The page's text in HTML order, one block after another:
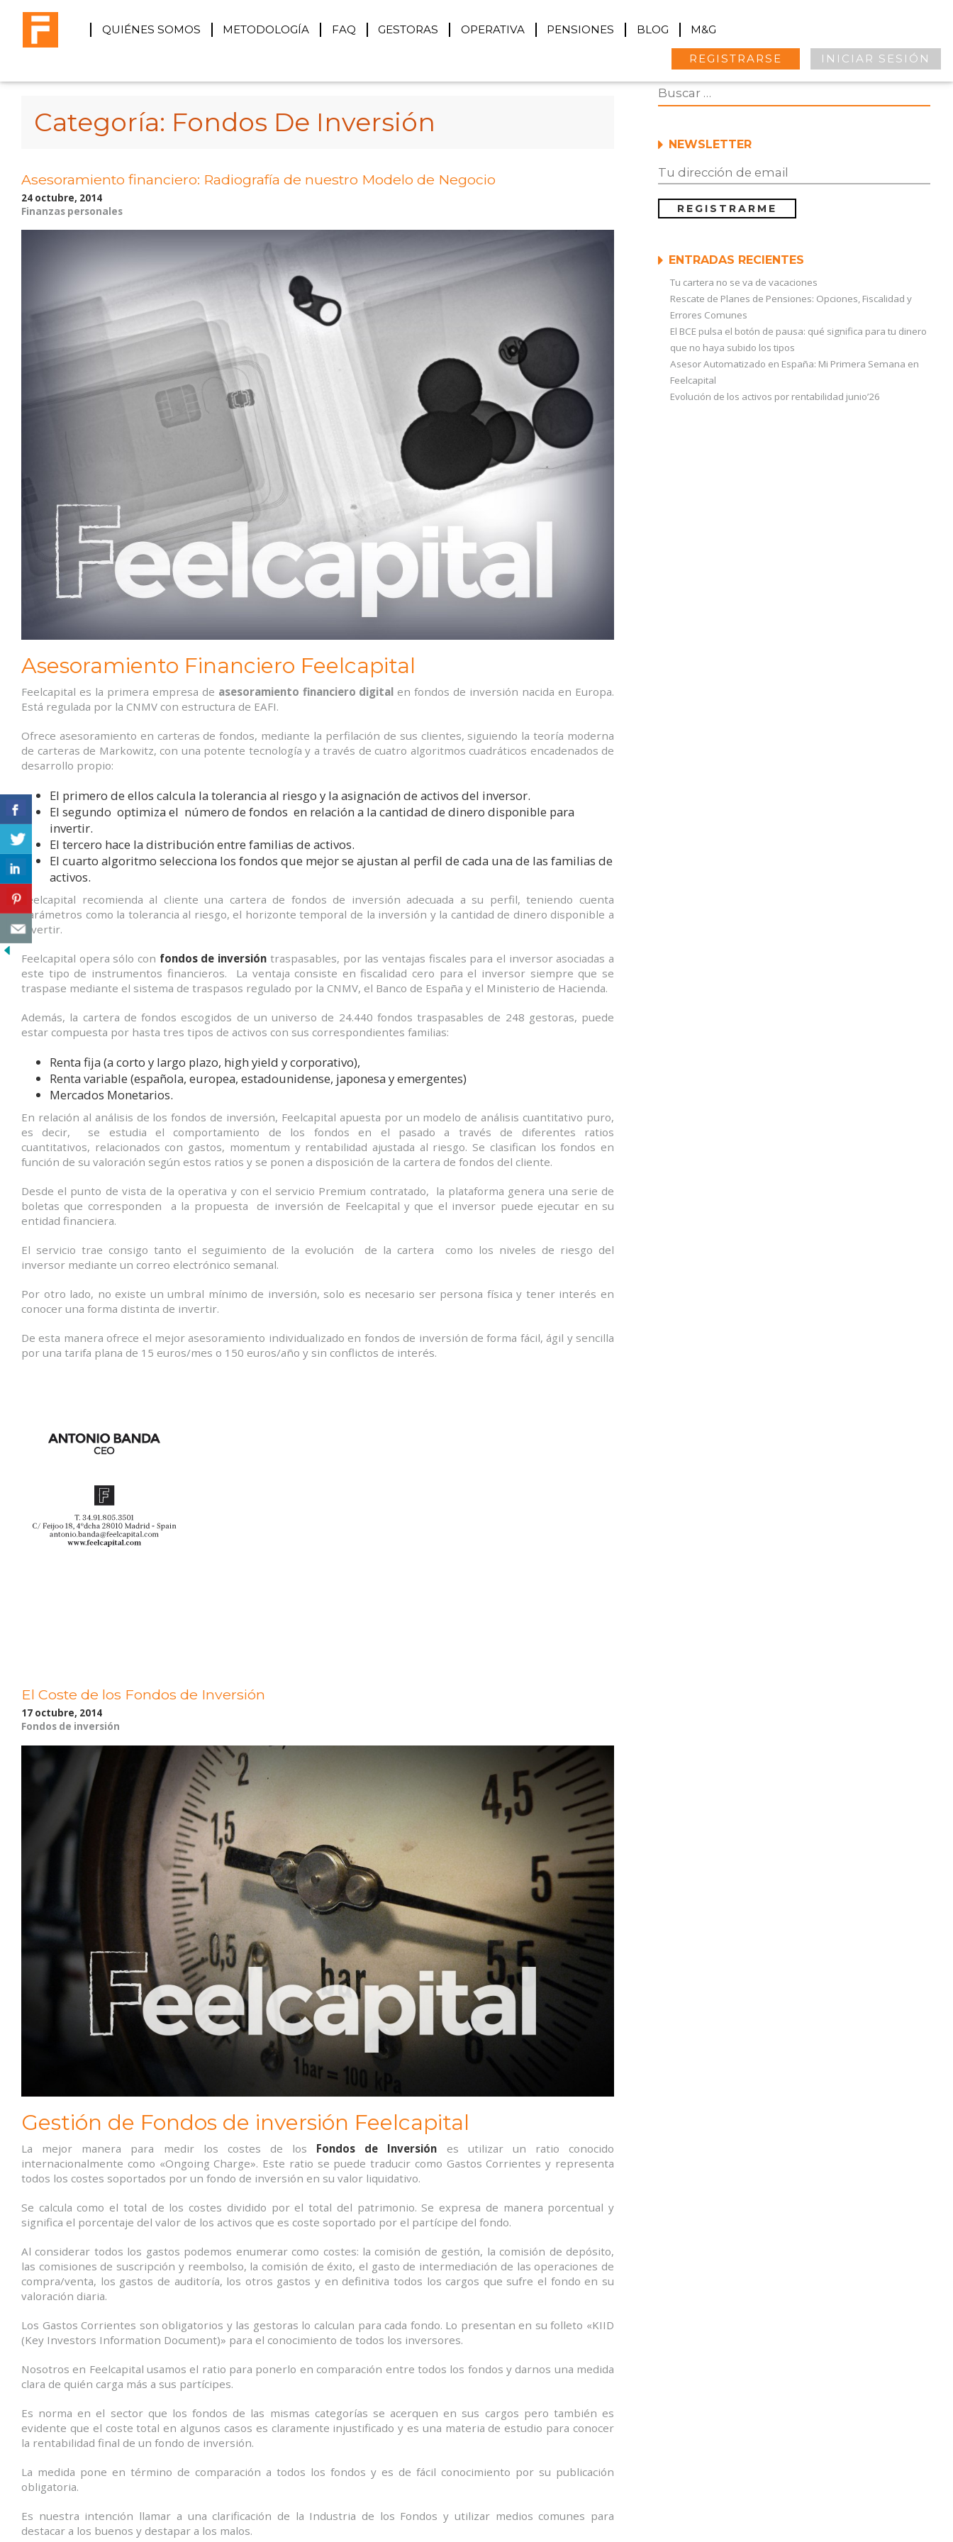
QUIÉNES SOMOS METODOLOGÍA FAQ GESTORAS OPERATIVA PENSIONES BLOG M&G
REGISTRARSE INICIAR SESIÓN
Categoría: Fondos De Inversión
Asesoramiento financiero: Radiografía de nuestro Modelo de Negocio
24 octubre, 2014
Finanzas personales
Asesoramiento Financiero Feelcapital
Feelcapital es la primera empresa de asesoramiento financiero digital en fondos de inversión nacida en Europa.
Está regulada por la CNMV con estructura de EAFI.
Ofrece asesoramiento en carteras de fondos, mediante la perfilación de sus clientes, siguiendo la teoría moderna
de carteras de Markowitz, con una potente tecnología y a través de cuatro algoritmos cuadráticos encadenados de
desarrollo propio:
El primero de ellos calcula la tolerancia al riesgo y la asignación de activos del inversor.
El segundo optimiza el número de fondos en relación a la cantidad de dinero disponible para
invertir.
El tercero hace la distribución entre familias de activos.
El cuarto algoritmo selecciona los fondos que mejor se ajustan al perfil de cada una de las familias de
activos.
Feelcapital recomienda al cliente una cartera de fondos de inversión adecuada a su perfil, teniendo cuenta
parámetros como la tolerancia al riesgo, el horizonte temporal de la inversión y la cantidad de dinero disponible a
invertir.
Feelcapital opera sólo con fondos de inversión traspasables, por las ventajas fiscales para el inversor asociadas a
este tipo de instrumentos financieros. La ventaja consiste en fiscalidad cero para el inversor siempre que se
traspase mediante el sistema de traspasos regulado por la CNMV, el Banco de España y el Ministerio de Hacienda.
Además, la cartera de fondos escogidos de un universo de 24.440 fondos traspasables de 248 gestoras, puede
estar compuesta por hasta tres tipos de activos con sus correspondientes familias:
Renta fija (a corto y largo plazo, high yield y corporativo),
Renta variable (española, europea, estadounidense, japonesa y emergentes)
Mercados Monetarios.
En relación al análisis de los fondos de inversión, Feelcapital apuesta por un modelo de análisis cuantitativo puro,
es decir, se estudia el comportamiento de los fondos en el pasado a través de diferentes ratios
cuantitativos, relacionados con gastos, momentum y rentabilidad ajustada al riesgo. Se clasifican los fondos en
función de su valoración según estos ratios y se ponen a disposición de la cartera de fondos del cliente.
Desde el punto de vista de la operativa y con el servicio Premium contratado, la plataforma genera una serie de
boletas que corresponden a la propuesta de inversión de Feelcapital y que el inversor puede ejecutar en su
entidad financiera.
El servicio trae consigo tanto el seguimiento de la evolución de la cartera como los niveles de riesgo del
inversor mediante un correo electrónico semanal.
Por otro lado, no existe un umbral mínimo de inversión, solo es necesario ser persona física y tener interés en
conocer una forma distinta de invertir.
De esta manera ofrece el mejor asesoramiento individualizado en fondos de inversión de forma fácil, ágil y sencilla
por una tarifa plana de 15 euros/mes o 150 euros/año y sin conflictos de interés.
El Coste de los Fondos de Inversión
17 octubre, 2014
Fondos de inversión
Gestión de Fondos de inversión Feelcapital
La mejor manera para medir los costes de los Fondos de Inversión es utilizar un ratio conocido
internacionalmente como «Ongoing Charge». Este ratio se puede traducir como Gastos Corrientes y representa
todos los costes soportados por un fondo de inversión en su valor liquidativo.
Se calcula como el total de los costes dividido por el total del patrimonio. Se expresa de manera porcentual y
significa el porcentaje del valor de los activos que es coste soportado por el partícipe del fondo.
Al considerar todos los gastos podemos enumerar como costes: la comisión de gestión, la comisión de depósito,
las comisiones de suscripción y reembolso, la comisión de éxito, el gasto de intermediación de las operaciones de
compra/venta, los gastos de auditoría, los otros gastos y en definitiva todos los cargos que sufre el fondo en su
valoración diaria.
Los Gastos Corrientes son obligatorios y las gestoras lo calculan para cada fondo. Lo presentan en su folleto «KIID
(Key Investors Information Document)» para el conocimiento de todos los inversores.
Nosotros en Feelcapital usamos el ratio para ponerlo en comparación entre todos los fondos y darnos una medida
clara de quién carga más a sus partícipes.
Es norma en el sector que los fondos de las mismas categorías se acerquen en sus cargos pero también es
evidente que el coste total en algunos casos es claramente injustificado y es una materia de estudio para conocer
la rentabilidad final de un fondo de inversión.
La medida pone en término de comparación a todos los fondos y es de fácil conocimiento por su publicación
obligatoria.
Es nuestra intención llamar a una clarificación de la Industria de los Fondos y utilizar medios comunes para
destacar a los buenos y destapar a los malos.
NEWSLETTER
ENTRADAS RECIENTES
Tu cartera no se va de vacaciones
Rescate de Planes de Pensiones: Opciones, Fiscalidad y
Errores Comunes
El BCE pulsa el botón de pausa: qué significa para tu dinero
que no haya subido los tipos
Asesor Automatizado en España: Mi Primera Semana en
Feelcapital
Evolución de los activos por rentabilidad junio’26